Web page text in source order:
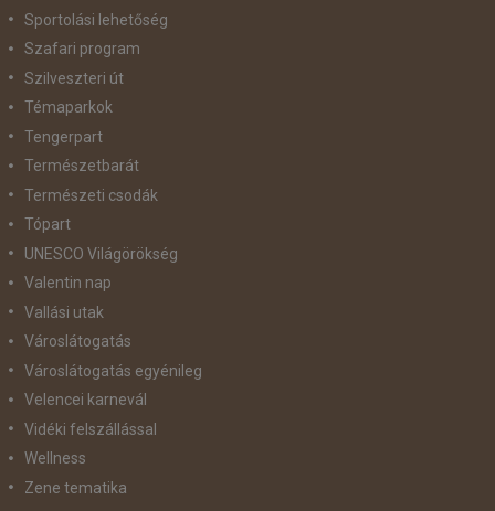
Sportolási lehetőség
Szafari program
Szilveszteri út
Témaparkok
Tengerpart
Természetbarát
Természeti csodák
Tópart
UNESCO Világörökség
Valentin nap
Vallási utak
Városlátogatás
Városlátogatás egyénileg
Velencei karnevál
Vidéki felszállással
Wellness
Zene tematika